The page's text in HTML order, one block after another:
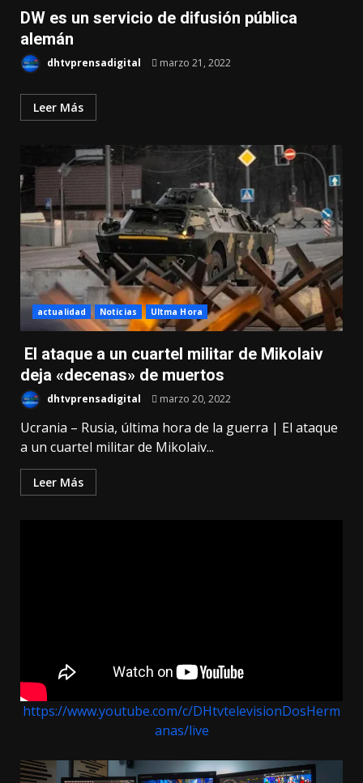
DW es un servicio de difusión pública
alemán
dhtvprensadigital marzo 21, 2022
Leer Más
actualidad Noticias Ultma Hora
El ataque a un cuartel militar de Mikolaiv
deja «decenas» de muertos
dhtvprensadigital marzo 20, 2022
Ucrania – Rusia, última hora de la guerra | El ataque
a un cuartel militar de Mikolaiv...
Leer Más
https://www.youtube.com/c/DHtvtelevisionDosHerm
anas/live